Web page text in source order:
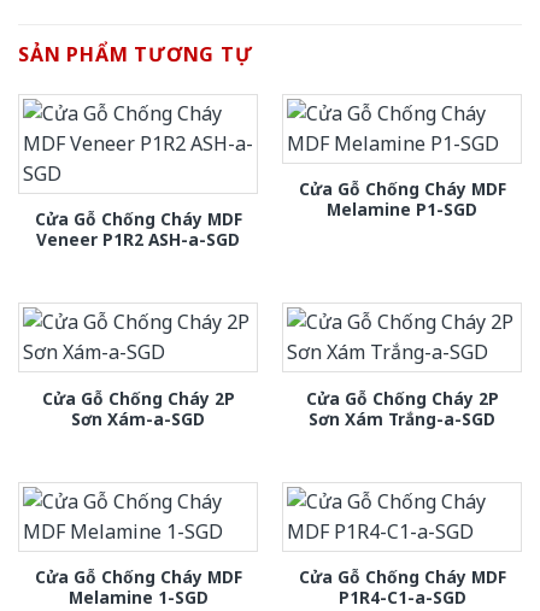
SẢN PHẨM TƯƠNG TỰ
Cửa Gỗ Chống Cháy MDF
Veneer P1R2 ASH-a-SGD
Cửa Gỗ Chống Cháy MDF
Melamine P1-SGD
Cửa Gỗ Chống Cháy 2P
Sơn Xám-a-SGD
Cửa Gỗ Chống Cháy 2P
Sơn Xám Trắng-a-SGD
Cửa Gỗ Chống Cháy MDF
Melamine 1-SGD
Cửa Gỗ Chống Cháy MDF
P1R4-C1-a-SGD